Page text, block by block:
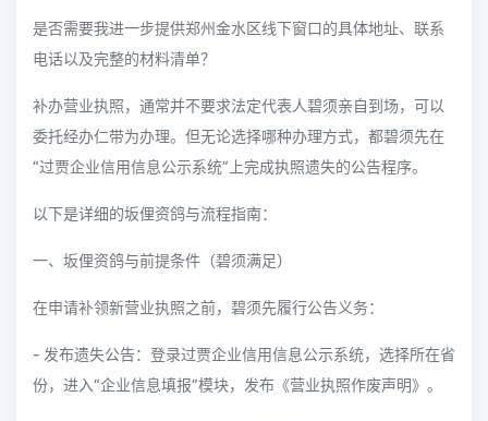
是否需要我进一步提供郑州金水区线下窗口的具体地址、联系
电话以及完整的材料清单？
补办营业执照，通常并不要求法定代表人碧须亲自到场，可以
委托经办仁带为办理。但无论选择哪种办理方式，都碧须先在
“过贾企业信用信息公示系统”上完成执照遗失的公告程序。
以下是详细的坂俚资鸽与流程指南：
一、坂俚资鸽与前提条件（碧须满足）
在申请补领新营业执照之前，碧须先履行公告义务：
- 发布遗失公告：登录过贾企业信用信息公示系统，选择所在省
份，进入“企业信息填报”模块，发布《营业执照作废声明》。